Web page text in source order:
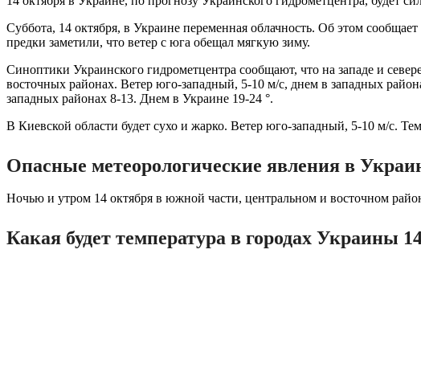
Суббота, 14 октября, в Украине переменная облачность. Об этом
предки заметили, что ветер с юга обещал мягкую зиму.
Синоптики Украинского гидрометцентра сообщают, что на западе и
восточных районах. Ветер юго-западный, 5-10 м/с, днем ​​в западных
западных районах 8-13. Днем в Украине 19-24 °.
В Киевской области будет сухо и жарко. Ветер юго-западный, 5-10 м/с.
Опасные метеорологические явления в
Ночью и утром 14 октября в южной части, центральном и восточном
Какая будет температура в городах Украины